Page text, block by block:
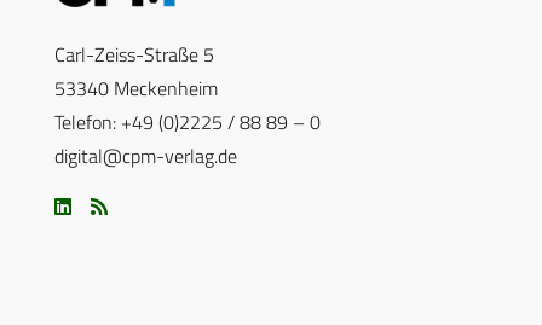
Carl-Zeiss-Straße 5
53340 Meckenheim
Telefon: +49 (0)2225 / 88 89 – 0
digital@cpm-verlag.de